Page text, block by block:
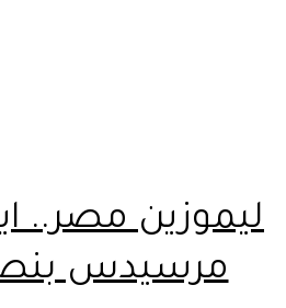
ليموزين مصر..
مرسيدس